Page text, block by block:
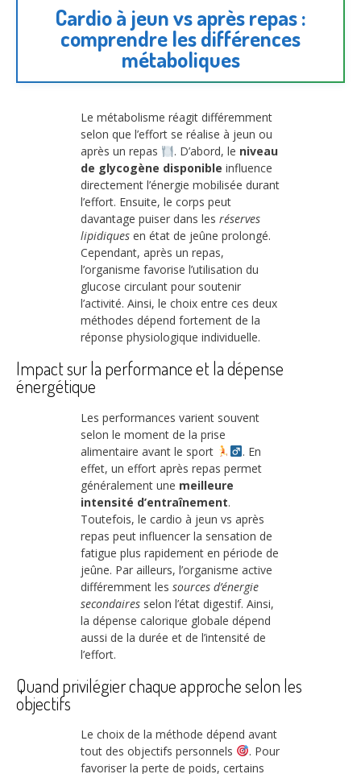
Cardio à jeun vs après repas :
comprendre les différences
métaboliques
Le métabolisme réagit différemment
selon que l’effort se réalise à jeun ou
après un repas
. D’abord, le niveau
de glycogène disponible influence
directement l’énergie mobilisée durant
l’effort. Ensuite, le corps peut
davantage puiser dans les réserves
lipidiques en état de jeûne prolongé.
Cependant, après un repas,
l’organisme favorise l’utilisation du
glucose circulant pour soutenir
l’activité. Ainsi, le choix entre ces deux
méthodes dépend fortement de la
réponse physiologique individuelle.
Impact sur la performance et la dépense
énergétique
Les performances varient souvent
selon le moment de la prise
alimentaire avant le sport
. En
effet, un effort après repas permet
généralement une meilleure
intensité d’entraînement.
Toutefois, le cardio à jeun vs après
repas peut influencer la sensation de
fatigue plus rapidement en période de
jeûne. Par ailleurs, l’organisme active
différemment les sources d’énergie
secondaires selon l’état digestif. Ainsi,
la dépense calorique globale dépend
aussi de la durée et de l’intensité de
l’effort.
Quand privilégier chaque approche selon les
objectifs
Le choix de la méthode dépend avant
tout des objectifs personnels
. Pour
favoriser la perte de poids, certains